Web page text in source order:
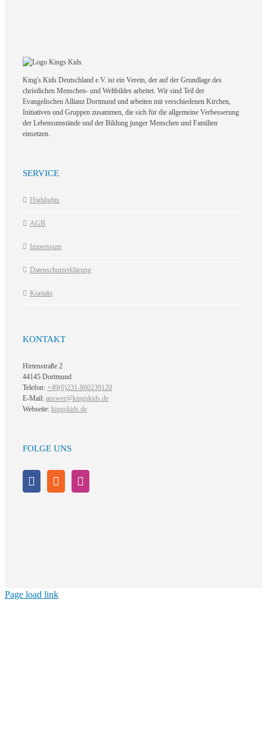
King's Kids Deutschland e.V. ist ein Verein, der auf der Grundlage des
christlichen Menschen- und Weltbildes arbeitet. Wir sind Teil der
Evangelischen Allianz Dortmund und arbeiten mit verschiedenen Kirchen,
Initiativen und Gruppen zusammen, die sich für die allgemeine Verbesserung
der Lebensumstände und der Bildung junger Menschen und Familien
einsetzen.
SERVICE
Highlights
AGB
Impressum
Datenschutzerklärung
Kontakt
KONTAKT
Hirtenstraße 2
44145 Dortmund
Telefon: +49(0)231-860239120
E-Mail: answer@kingskids.de
Webseite: kingskids.de
FOLGE UNS
Page load link